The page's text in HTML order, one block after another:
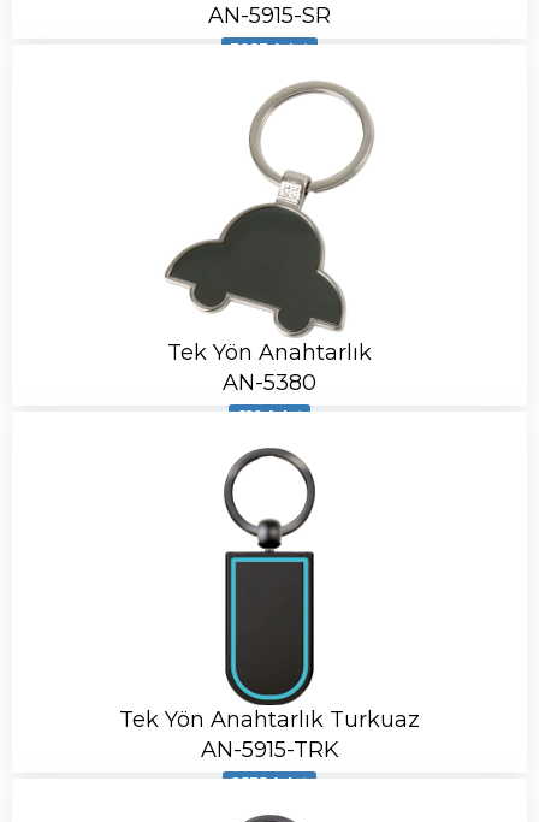
AN-5915-SR
3083 Adet
Tek Yön Anahtarlık
AN-5380
810 Adet
Tek Yön Anahtarlık Turkuaz
AN-5915-TRK
2535 Adet